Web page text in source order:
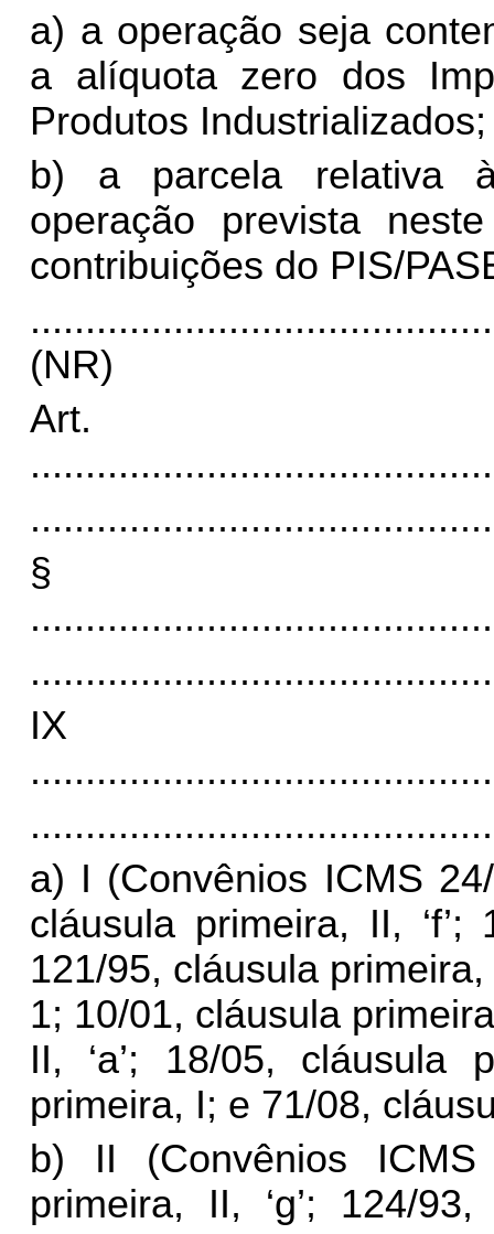
a) a operação seja
a alíquota zero dos
Produtos Industrializados;
b) a parcela relativa
operação prevista
contribuições do PIS/
(NR)
§
a) I (Convênios ICMS
cláusula primeira, II,
121/95, cláusula primeira,
1; 10/01, cláusula
II, ‘a’; 18/05, cláusula
primeira, I; e 71/08,
b) II (Convênios
primeira, II, ‘g’; 124/